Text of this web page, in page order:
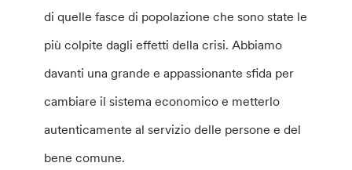
di quelle fasce di popolazione che sono state le
più colpite dagli effetti della crisi. Abbiamo
davanti una grande e appassionante sfida per
cambiare il sistema economico e metterlo
autenticamente al servizio delle persone e del
bene comune.